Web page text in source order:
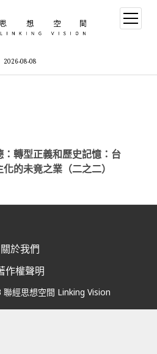
2026-08-08
：轉型正義和歷史記憶：台
化的未竟之業（二之二）
關於我們
作權聲明
聯經思想空間 Linking Vision